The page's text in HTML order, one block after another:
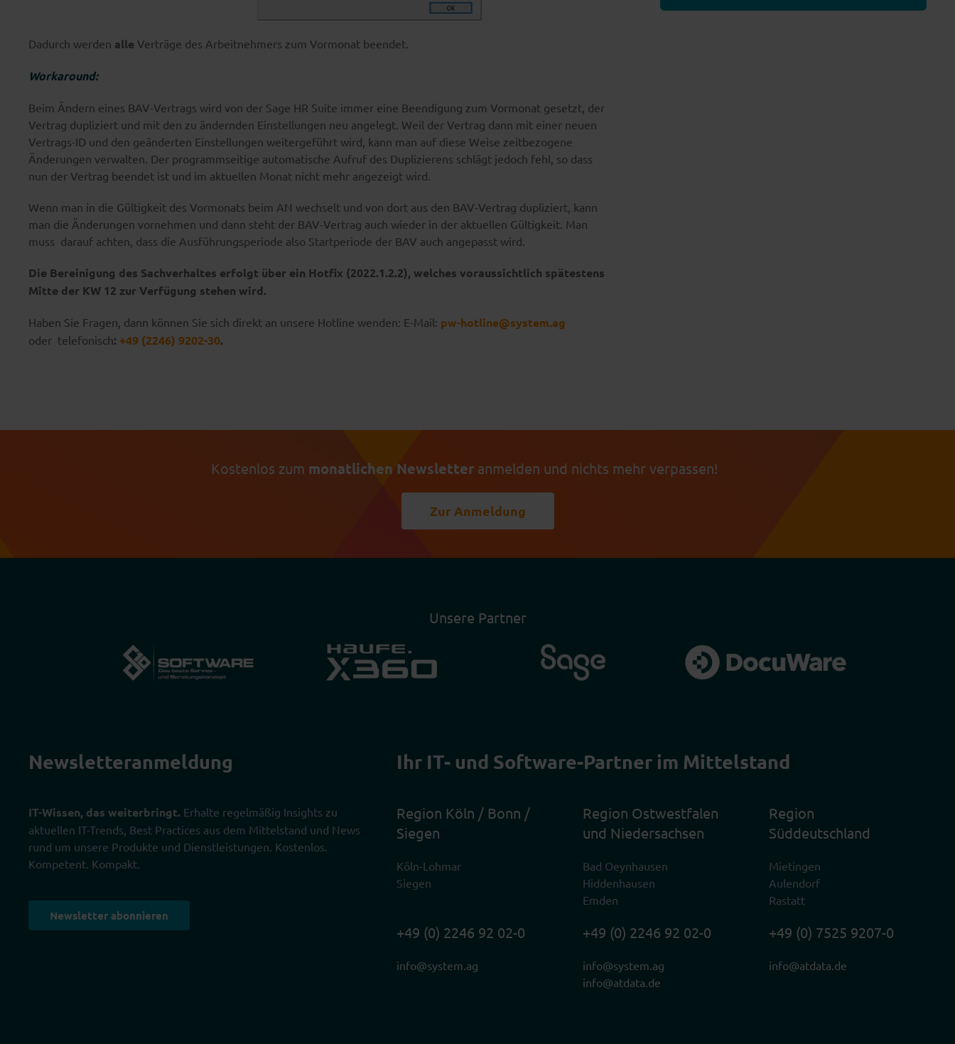
Dadurch werden alle Verträge des Arbeitnehmers zum Vormonat beendet.
Workaround:
Beim Ändern eines BAV-Vertrags wird von der Sage HR Suite immer eine Beendigung zum Vormonat gesetzt, der
Vertrag dupliziert und mit den zu ändernden Einstellungen neu angelegt. Weil der Vertrag dann mit einer neuen
Vertrags-ID und den geänderten Einstellungen weitergeführt wird, kann man auf diese Weise zeitbezogene
Änderungen verwalten. Der programmseitige automatische Aufruf des Duplizierens schlägt jedoch fehl, so dass
nun der Vertrag beendet ist und im aktuellen Monat nicht mehr angezeigt wird.
Wenn man in die Gültigkeit des Vormonats beim AN wechselt und von dort aus den BAV-Vertrag dupliziert, kann
man die Änderungen vornehmen und dann steht der BAV-Vertrag auch wieder in der aktuellen Gültigkeit. Man
muss darauf achten, dass die Ausführungsperiode also Startperiode der BAV auch angepasst wird.
Die Bereinigung des Sachverhaltes erfolgt über ein Hotfix (2022.1.2.2), welches voraussichtlich spätestens
Mitte der KW 12 zur Verfügung stehen wird.
Haben Sie Fragen, dann können Sie sich direkt an unsere Hotline wenden: E-Mail: pw-hotline@system.ag
oder telefonisch: +49 (2246) 9202-30.
Kostenlos zum monatlichen Newsletter anmelden und nichts mehr verpassen!
Zur Anmeldung
Unsere Partner
Newsletter­anmeldung
IT-Wissen, das weiterbringt. Erhalte regelmäßig Insights zu
aktuellen IT-Trends, Best Practices aus dem Mittelstand und News
rund um unsere Produkte und Dienstleistungen. Kostenlos.
Kompetent. Kompakt.
Newsletter abonnieren
Ihr IT- und Software-Partner im Mittelstand
Region Köln / Bonn /
Siegen
Köln-Lohmar
Siegen
+49 (0) 2246 92 02-0
info@system.ag
Region Ostwestfalen
und Niedersachsen
Bad Oeynhausen
Hiddenhausen
Emden
+49 (0) 2246 92 02-0
info@system.ag
info@atdata.de
Region
Süddeutschland
Mietingen
Aulendorf
Rastatt
+49 (0) 7525 9207-0
info@atdata.de